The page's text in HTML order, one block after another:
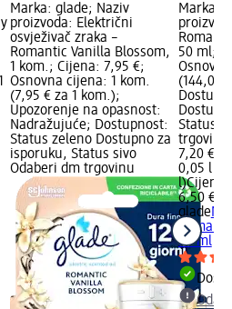
Marka: glade; Naziv
proizvoda: Električni
osvježivač zraka –
Romantic Vanilla Blossom,
1 kom.; Cijena: 7,95 €;
Osnovna cijena: 1 kom.
(7,95 € za 1 kom.);
Upozorenje na opasnost:
Nadražujuće; Dostupnost:
Status zeleno Dostupno za
isporuku, Status sivo
Odaberi dm trgovinu
Marka:
50 ml;
(144,00
Status
trgovinu
7,20 €
0,05 l
l)Cijena
6,50 €
glade
50 ml